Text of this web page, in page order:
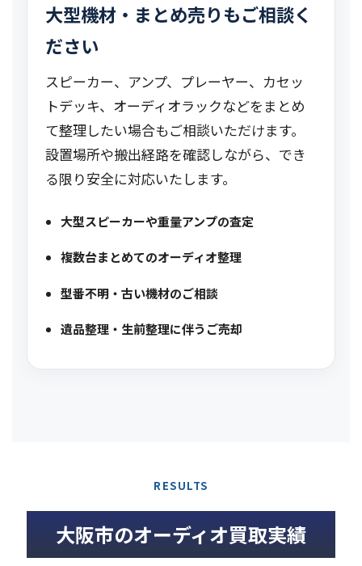
大型機材・まとめ売りもご相談く
ださい
スピーカー、アンプ、プレーヤー、カセッ
トデッキ、オーディオラックなどをまとめ
て整理したい場合もご相談いただけます。
設置場所や搬出経路を確認しながら、でき
る限り安全に対応いたします。
大型スピーカーや重量アンプの査定
複数台まとめてのオーディオ整理
型番不明・古い機材のご相談
遺品整理・生前整理に伴うご売却
RESULTS
大阪市のオーディオ買取実績